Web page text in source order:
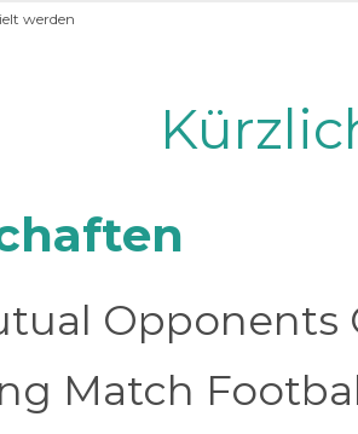
werden
Opponents
Match